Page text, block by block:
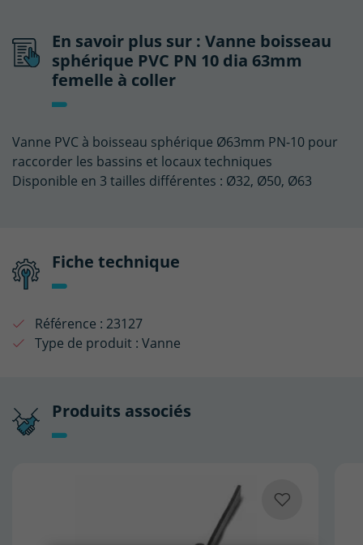
En savoir plus sur : Vanne boisseau
sphérique PVC PN 10 dia 63mm
femelle à coller
Vanne PVC à boisseau sphérique Ø63mm PN-10 pour
raccorder les bassins et locaux techniques
Disponible en 3 tailles différentes : Ø32, Ø50, Ø63
Fiche technique
Référence : 23127
Type de produit : Vanne
Produits associés